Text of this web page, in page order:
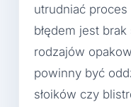
utrudniać
błędem jest
rodzajów
powinny być
słoików czy